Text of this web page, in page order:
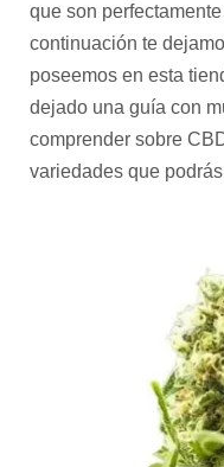
que son
continuación te
poseemos en esta
dejado una guía con
comprender sobre
variedades que podrás